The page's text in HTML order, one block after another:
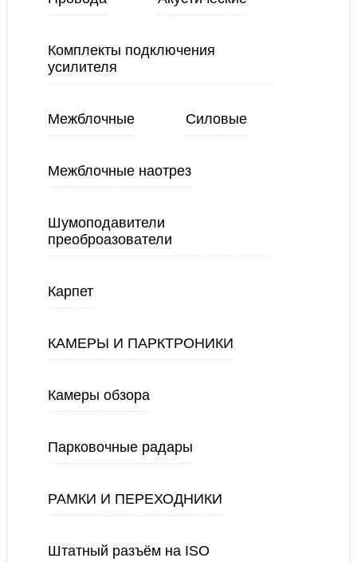
Комплекты подключения
усилителя
Межблочные Силовые
Межблочные наотрез
Шумоподавители
преоброазователи
Карпет
КАМЕРЫ И ПАРКТРОНИКИ
Камеры обзора
Парковочные радары
РАМКИ И ПЕРЕХОДНИКИ
Штатный разъём на ISO